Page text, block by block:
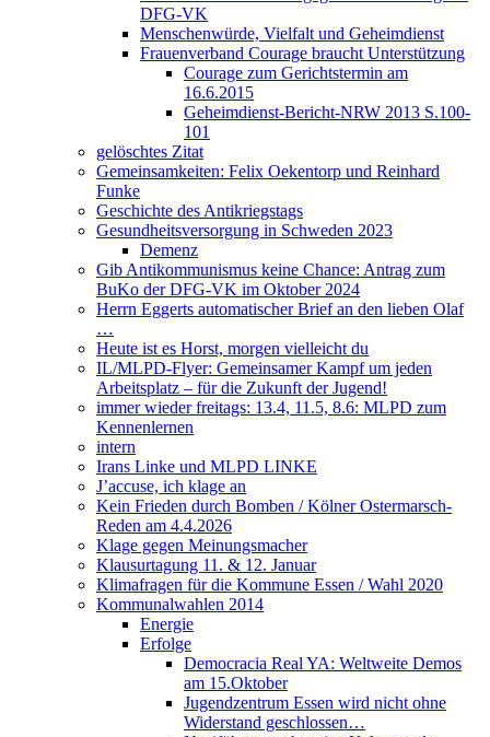
DFG-VK
Menschenwürde, Vielfalt und Geheimdienst
Frauenverband Courage braucht Unterstützung
Courage zum Gerichtstermin am
16.6.2015
Geheimdienst-Bericht-NRW 2013 S.100-
101
gelöschtes Zitat
Gemeinsamkeiten: Felix Oekentorp und Reinhard
Funke
Geschichte des Antikriegstags
Gesundheitsversorgung in Schweden 2023
Demenz
Gib Antikommunismus keine Chance: Antrag zum
BuKo der DFG-VK im Oktober 2024
Herrn Eggerts automatischer Brief an den lieben Olaf
…
Heute ist es Horst, morgen vielleicht du
IL/MLPD-Flyer: Gemeinsamer Kampf um jeden
Arbeitsplatz – für die Zukunft der Jugend!
immer wieder freitags: 13.4, 11.5, 8.6: MLPD zum
Kennenlernen
intern
Irans Linke und MLPD LINKE
J’accuse, ich klage an
Kein Frieden durch Bomben / Kölner Ostermarsch-
Reden am 4.4.2026
Klage gegen Meinungsmacher
Klausurtagung 11. & 12. Januar
Klimafragen für die Kommune Essen / Wahl 2020
Kommunalwahlen 2014
Energie
Erfolge
Democracia Real YA: Weltweite Demos
am 15.Oktober
Jugendzentrum Essen wird nicht ohne
Widerstand geschlossen…